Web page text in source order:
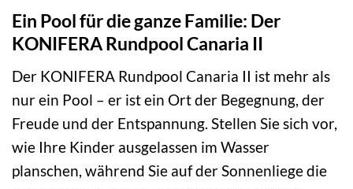
Ein Pool für die ganze Familie: Der
KONIFERA Rundpool Canaria II
Der KONIFERA Rundpool Canaria II ist mehr als
nur ein Pool – er ist ein Ort der Begegnung, der
Freude und der Entspannung. Stellen Sie sich vor,
wie Ihre Kinder ausgelassen im Wasser
planschen, während Sie auf der Sonnenliege die